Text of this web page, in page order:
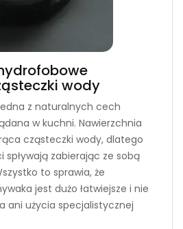
wody
z naturalnych cech
w kuchni. Nawierzchnia
cząsteczki wody, dlatego
spływają zabierając ze sobą
to sprawia, że
jest dużo łatwiejsze i nie
ani użycia specjalistycznej